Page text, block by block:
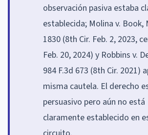
observación pasiva estaba
establecida; Molina v. Book,
1830 (8th Cir. Feb. 2, 2023,
Feb. 20, 2024) y Robbins v.
984 F.3d 673 (8th Cir. 2021)
misma cautela. El derecho
persuasivo pero aún no está
claramente establecido en